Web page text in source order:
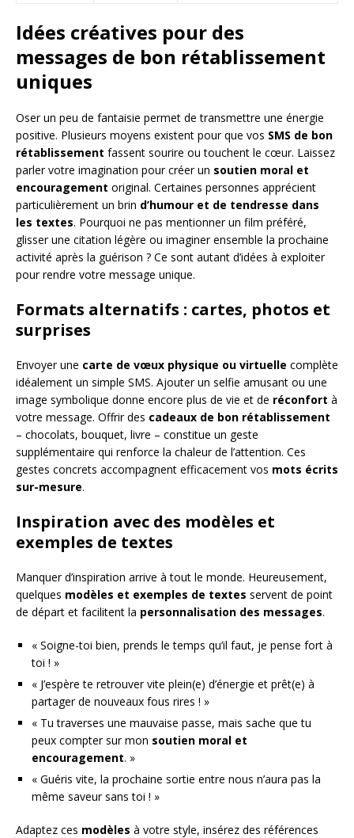
Idées créatives pour des
messages de bon rétablissement
uniques
Oser un peu de fantaisie permet de transmettre une énergie
positive. Plusieurs moyens existent pour que vos SMS de bon
rétablissement fassent sourire ou touchent le cœur. Laissez
parler votre imagination pour créer un soutien moral et
encouragement original. Certaines personnes apprécient
particulièrement un brin d’humour et de tendresse dans
les textes. Pourquoi ne pas mentionner un film préféré,
glisser une citation légère ou imaginer ensemble la prochaine
activité après la guérison ? Ce sont autant d’idées à exploiter
pour rendre votre message unique.
Formats alternatifs : cartes, photos et
surprises
Envoyer une carte de vœux physique ou virtuelle complète
idéalement un simple SMS. Ajouter un selfie amusant ou une
image symbolique donne encore plus de vie et de réconfort à
votre message. Offrir des cadeaux de bon rétablissement
– chocolats, bouquet, livre – constitue un geste
supplémentaire qui renforce la chaleur de l’attention. Ces
gestes concrets accompagnent efficacement vos mots écrits
sur-mesure.
Inspiration avec des modèles et
exemples de textes
Manquer d’inspiration arrive à tout le monde. Heureusement,
quelques modèles et exemples de textes servent de point
de départ et facilitent la personnalisation des messages.
« Soigne-toi bien, prends le temps qu’il faut, je pense fort à
toi ! »
« J’espère te retrouver vite plein(e) d’énergie et prêt(e) à
partager de nouveaux fous rires ! »
« Tu traverses une mauvaise passe, mais sache que tu
peux compter sur mon soutien moral et
encouragement. »
« Guéris vite, la prochaine sortie entre nous n’aura pas la
même saveur sans toi ! »
Adaptez ces modèles à votre style, insérez des références